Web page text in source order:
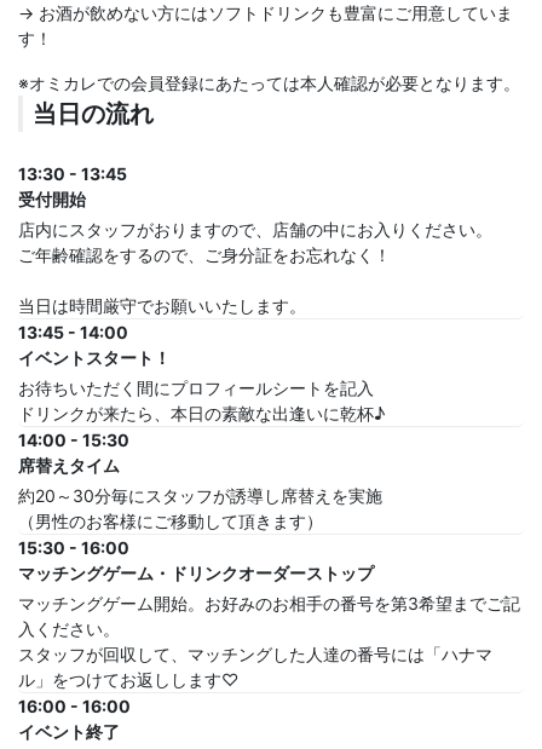
→ お酒が飲めない方にはソフトドリンクも豊富にご用意していま
す！
※オミカレでの会員登録にあたっては本人確認が必要となります。
当日の流れ
13:30 - 13:45
受付開始
店内にスタッフがおりますので、店舗の中にお入りください。
ご年齢確認をするので、ご身分証をお忘れなく！
当日は時間厳守でお願いいたします。
13:45 - 14:00
イベントスタート！
お待ちいただく間にプロフィールシートを記入
ドリンクが来たら、本日の素敵な出逢いに乾杯♪
14:00 - 15:30
席替えタイム
約20～30分毎にスタッフが誘導し席替えを実施
（男性のお客様にご移動して頂きます）
15:30 - 16:00
マッチングゲーム・ドリンクオーダーストップ
マッチングゲーム開始。お好みのお相手の番号を第3希望までご記
入ください。
スタッフが回収して、マッチングした人達の番号には「ハナマ
ル」をつけてお返しします♡
16:00 - 16:00
イベント終了